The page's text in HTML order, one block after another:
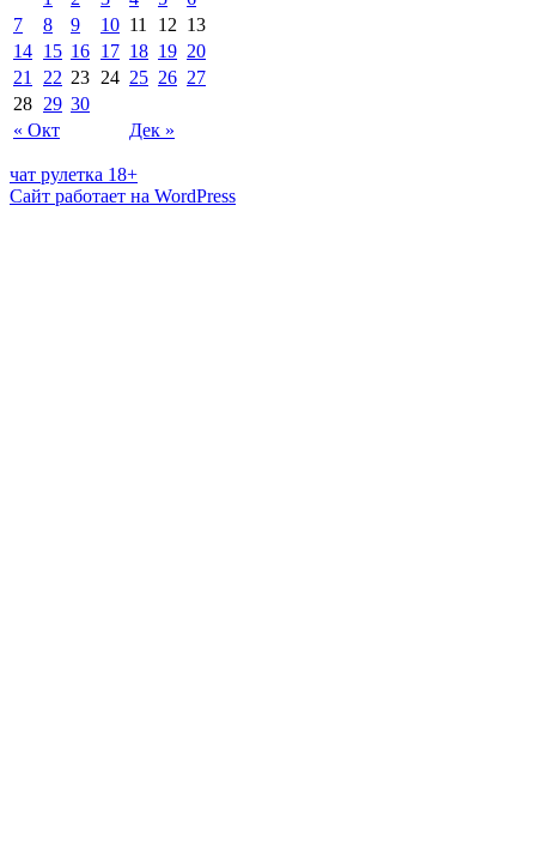
« Окт Дек »
7
8 9 10 11 12 13
14 15 16 17 18 19 20
21
22 23 24 25 26 27
28 29 30
чат рулетка 18+
Сайт работает на WordPress